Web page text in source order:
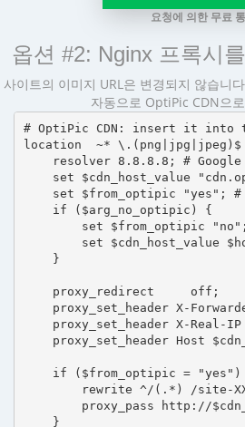
요청에 의한 무료
옵션 #2: Nginx 프록시
사이트의 이미지 URL은 변경되지 않습니
자동으로 OptiPic CDN으
# OptiPic CDN: insert it into
location  ~* \.(png|jpg|jpeg)$
resolver 8.8.8.8; # Google
set $cdn_host_value
set $from_optipic "yes";
    if ($arg_no_optipic) {
        set $from_optipic "no";
set $cdn_host_value
    }
    proxy_redirect     off;
proxy_set_header X-
proxy_set_header X-Real-IP
proxy_set_header Host
if ($from_optipic = "yes")
rewrite ^/(.*) /site-
proxy_pass http://
    }